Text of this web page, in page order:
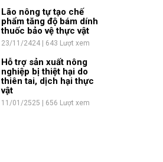
Lão nông tự tạo chế
phẩm tăng độ bám dính
thuốc bảo vệ thực vật
23/11/2424 | 643 Lượt xem
Hỗ trợ sản xuất nông
nghiệp bị thiệt hại do
thiên tai, dịch hại thực
vật
11/01/2525 | 656 Lượt xem